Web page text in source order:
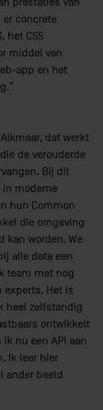
concrete
het CSS
middel van
app en het
dat werkt
de verouderde
Bij dit
in moderne
hun Common
die omgeving
kan worden. We
alle data een
team met nog
experts. Het is
heel zelfstandig
ontwikkelt
nu een API aan
Ik leer hier
ander beeld